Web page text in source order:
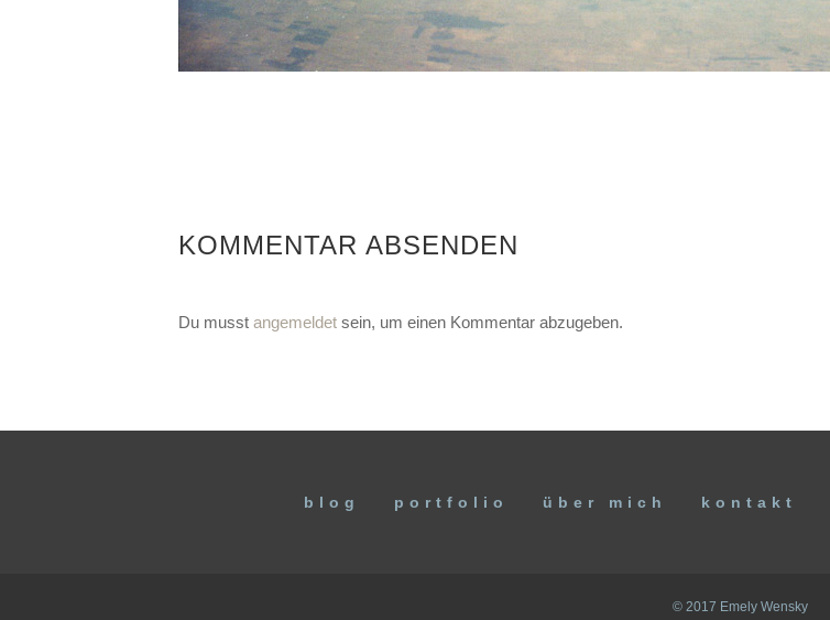
KOMMENTAR ABSENDEN
Du musst angemeldet sein, um einen Kommentar abzugeben.
blog portfolio über mich kontakt
© 2017 Emely Wensky